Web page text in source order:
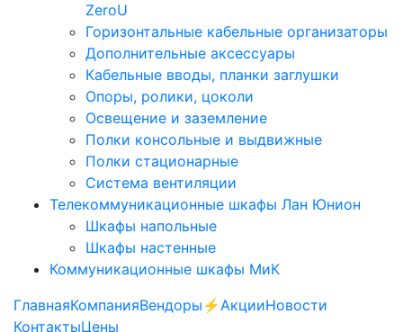
ZeroU
Горизонтальные кабельные организаторы
Дополнительные аксессуары
Кабельные вводы, планки заглушки
Опоры, ролики, цоколи
Освещение и заземление
Полки консольные и выдвижные
Полки стационарные
Система вентиляции
Телекоммуникационные шкафы Лан Юнион
Шкафы напольные
Шкафы настенные
Коммуникационные шкафы МиК
ГлавнаяКомпанияВендоры ⚡️АкцииНовости
КонтактыЦены